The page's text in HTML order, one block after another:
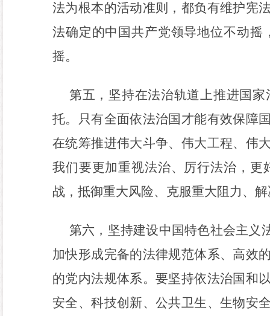
法为根本的活动准则，都负有维护宪
法确定的中国共产党领导地位不动
摇。
第五，坚持在法治轨道上推进国
托。只有全面依法治国才能有效保障
在统筹推进伟大斗争、伟大工程、伟
我们要更加重视法治、厉行法治，
战，抵御重大风险、克服重大阻力、
第六，坚持建设中国特色社会主义
加快形成完备的法律规范体系、高效
的党内法规体系。要坚持依法治国和
安全、科技创新、公共卫生、生物安